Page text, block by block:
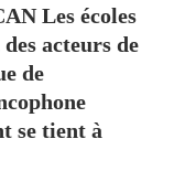
Les écoles
acteurs de
de
se tient à